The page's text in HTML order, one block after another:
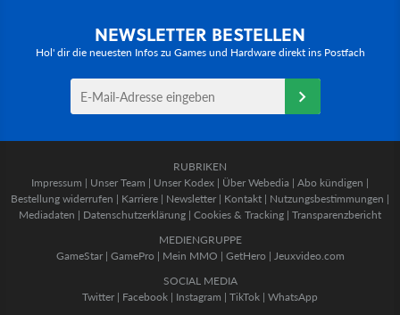
NEWSLETTER BESTELLEN
Hol' dir die neuesten Infos zu Games und Hardware direkt ins Postfach
RUBRIKEN
Impressum | Unser Team | Unser Kodex | Über Webedia | Abo kündigen |
Bestellung widerrufen | Karriere | Newsletter | Kontakt | Nutzungsbestimmungen |
Mediadaten | Datenschutzerklärung | Cookies & Tracking | Transparenzbericht
MEDIENGRUPPE
GameStar| GamePro | Mein MMO | GetHero | Jeuxvideo.com
SOCIAL MEDIA
Twitter | Facebook | Instagram | TikTok | WhatsApp